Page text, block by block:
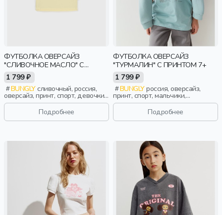
ФУТБОЛКА ОВЕРСАЙЗ
"СЛИВОЧНОЕ МАСЛО" С
ПРИНТОМ 7+
1 799 ₽
BUNGLYсливочный, россия,
оверсайз, принт, спорт, девочки,
школьники, подростки, дети
Подробнее
ФУТБОЛКА ОВЕРСАЙЗ
"ТУРМАЛИН" С ПРИНТОМ 7+
1 799 ₽
BUNGLYроссия, оверсайз,
принт, спорт, мальчики,
школьники, подростки, дети
Подробнее